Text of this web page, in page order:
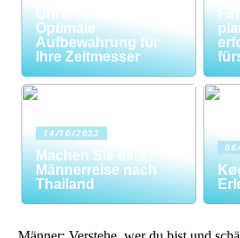
Uhrenrolle: Die
Optimale
Aufbewahrung für
Ihre Zeitmesser
14/10/2022
Machen Sie eine
Männerreise nach
Thailand